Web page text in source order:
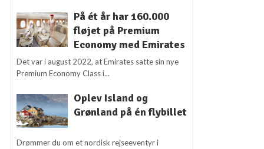
På ét år har 160.000
fløjet på Premium
Economy med Emirates
Det var i august 2022, at Emirates satte sin nye
Premium Economy Class i...
Oplev Island og
Grønland på én flybillet
Drømmer du om et nordisk rejseeventyr i